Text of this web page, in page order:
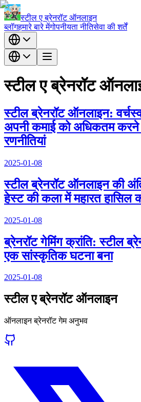
स्टील ए ब्रेनरॉट ऑनलाइन
ब्लॉगहमारे बारे मेंगोपनीयता नीतिसेवा की शर्तें
स्टील ए ब्रेनरॉट
स्टील ब्रेनरॉट ऑनलाइन:
अपनी कमाई को अधिकतम करने
रणनीतियां
2025-01-08
स्टील ब्रेनरॉट ऑनलाइन की
हेस्ट की कला में महारत हासिल
2025-01-08
ब्रेनरॉट गेमिंग क्रांति: स्टील
एक सांस्कृतिक घटना बना
2025-01-08
स्टील ए ब्रेनरॉट ऑनलाइन
ऑनलाइन ब्रेनरॉट गेम अनुभव